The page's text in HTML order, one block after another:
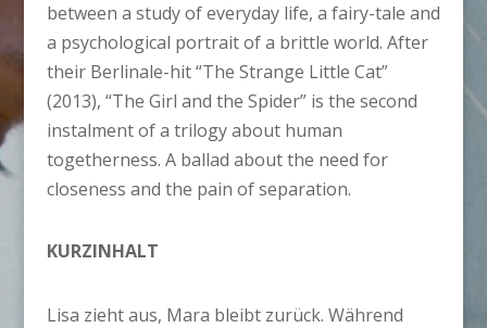
between a study of everyday life, a fairy-tale and
a psychological portrait of a brittle world. After
their Berlinale-hit “The Strange Little Cat”
(2013), “The Girl and the Spider” is the second
instalment of a trilogy about human
togetherness. A ballad about the need for
closeness and the pain of separation.
KURZINHALT
Lisa zieht aus, Mara bleibt zurück. Während